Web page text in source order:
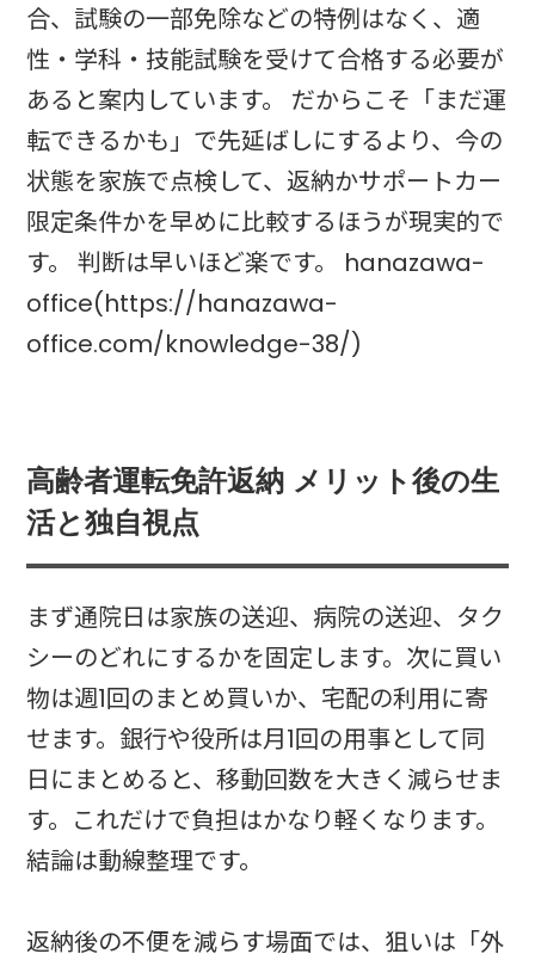
合、試験の一部免除などの特例はなく、適
性・学科・技能試験を受けて合格する必要が
あると案内しています。 だからこそ「まだ運
転できるかも」で先延ばしにするより、今の
状態を家族で点検して、返納かサポートカー
限定条件かを早めに比較するほうが現実的で
す。 判断は早いほど楽です。 hanazawa-
office(https://hanazawa-
office.com/knowledge-38/)
高齢者運転免許返納 メリット後の生
活と独自視点
まず通院日は家族の送迎、病院の送迎、タク
シーのどれにするかを固定します。次に買い
物は週1回のまとめ買いか、宅配の利用に寄
せます。銀行や役所は月1回の用事として同
日にまとめると、移動回数を大きく減らせま
す。これだけで負担はかなり軽くなります。
結論は動線整理です。
返納後の不便を減らす場面では、狙いは「外